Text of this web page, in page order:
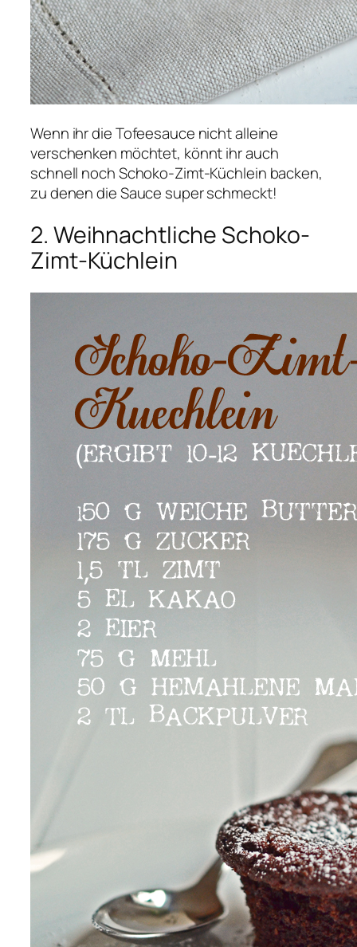
Wenn ihr die Tofeesauce nicht alleine
verschenken möchtet, könnt ihr auch
schnell noch Schoko-Zimt-Küchlein backen,
zu denen die Sauce super schmeckt!
2. Weihnachtliche Schoko-
Zimt-Küchlein